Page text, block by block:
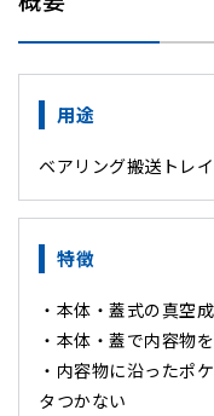
用途
ベアリング搬送トレイ
特徴
・本体・蓋式の真空
・本体・蓋で内容物
・内容物に沿ったポ
タつかない